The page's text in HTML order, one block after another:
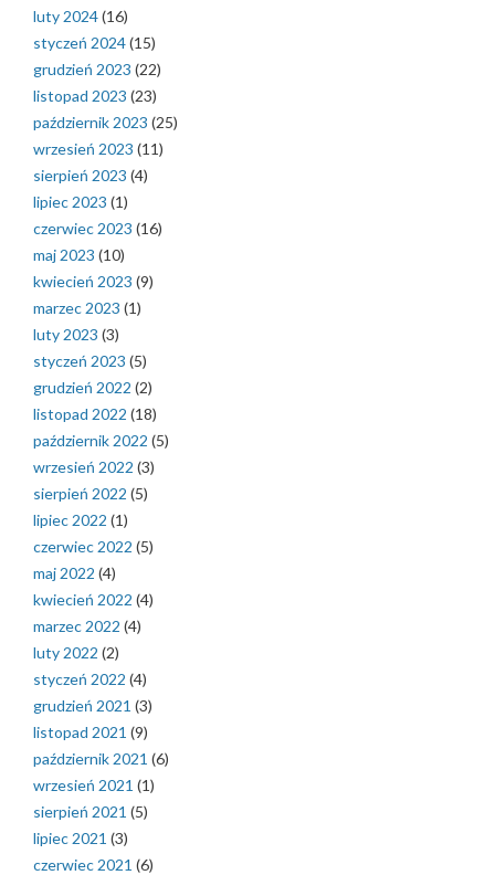
luty 2024(16)
styczeń 2024(15)
grudzień 2023 (22)
listopad 2023 (23)
październik 2023 (25)
wrzesień 2023 (11)
sierpień 2023 (4)
lipiec 2023 (1)
czerwiec 2023 (16)
maj 2023 (10)
kwiecień 2023 (9)
marzec 2023 (1)
luty 2023 (3)
styczeń 2023 (5)
grudzień 2022 (2)
listopad 2022 (18)
październik 2022 (5)
wrzesień 2022 (3)
sierpień 2022 (5)
lipiec 2022 (1)
czerwiec 2022 (5)
maj 2022 (4)
kwiecień 2022 (4)
marzec 2022 (4)
luty 2022 (2)
styczeń 2022 (4)
grudzień 2021 (3)
listopad 2021 (9)
październik 2021 (6)
wrzesień 2021 (1)
sierpień 2021 (5)
lipiec 2021 (3)
czerwiec 2021 (6)